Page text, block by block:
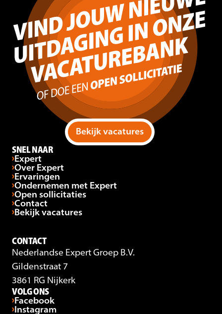
CONTACT
Nederlandse Expert Groep B.V.
Gildenstraat 7
3861 RG Nijkerk
VOLG ONS
Facebook
Instagram
SNEL NAAR
Expert
Over Expert
Ervaringen
Ondernemen met Expert
Open sollicitaties
Contact
Bekijk vacatures
Bekijk vacatures